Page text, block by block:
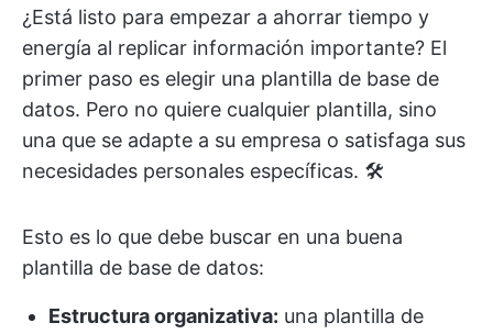
¿Está listo para empezar a ahorrar tiempo y
energía al replicar información importante? El
primer paso es elegir una plantilla de base de
datos. Pero no quiere cualquier plantilla, sino
una que se adapte a su empresa o satisfaga sus
necesidades personales específicas. 🛠️
Esto es lo que debe buscar en una buena
plantilla de base de datos:
Estructura organizativa: una plantilla de